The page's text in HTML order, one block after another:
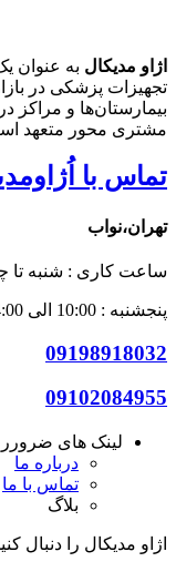
اژاو مدیکال به عنوان
تجهیزات پزشکی در
بیمارستان‌ها و مراکز
مشتری محور متعهد
تماس با
تهران،نواب
ساعت کاری : شنبه تا
پنجشنبه : 10:00 الی 14:00
09198918032
09102084955
لینک های
درباره ما
تماس با ما
بلاگ
اژاو مدیکال را دنبال